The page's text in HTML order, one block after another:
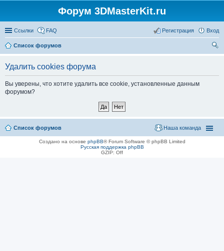
Форум 3DMasterKit.ru
Ссылки FAQ Вход
Регистрация
Список форумов
Удалить cookies форума
Вы уверены, что хотите удалить все cookie, установленные данным
форумом?
Список форумов Наша команда
Создано на основе phpBB® Forum Software © phpBB Limited
Русская поддержка phpBB
GZIP: Off